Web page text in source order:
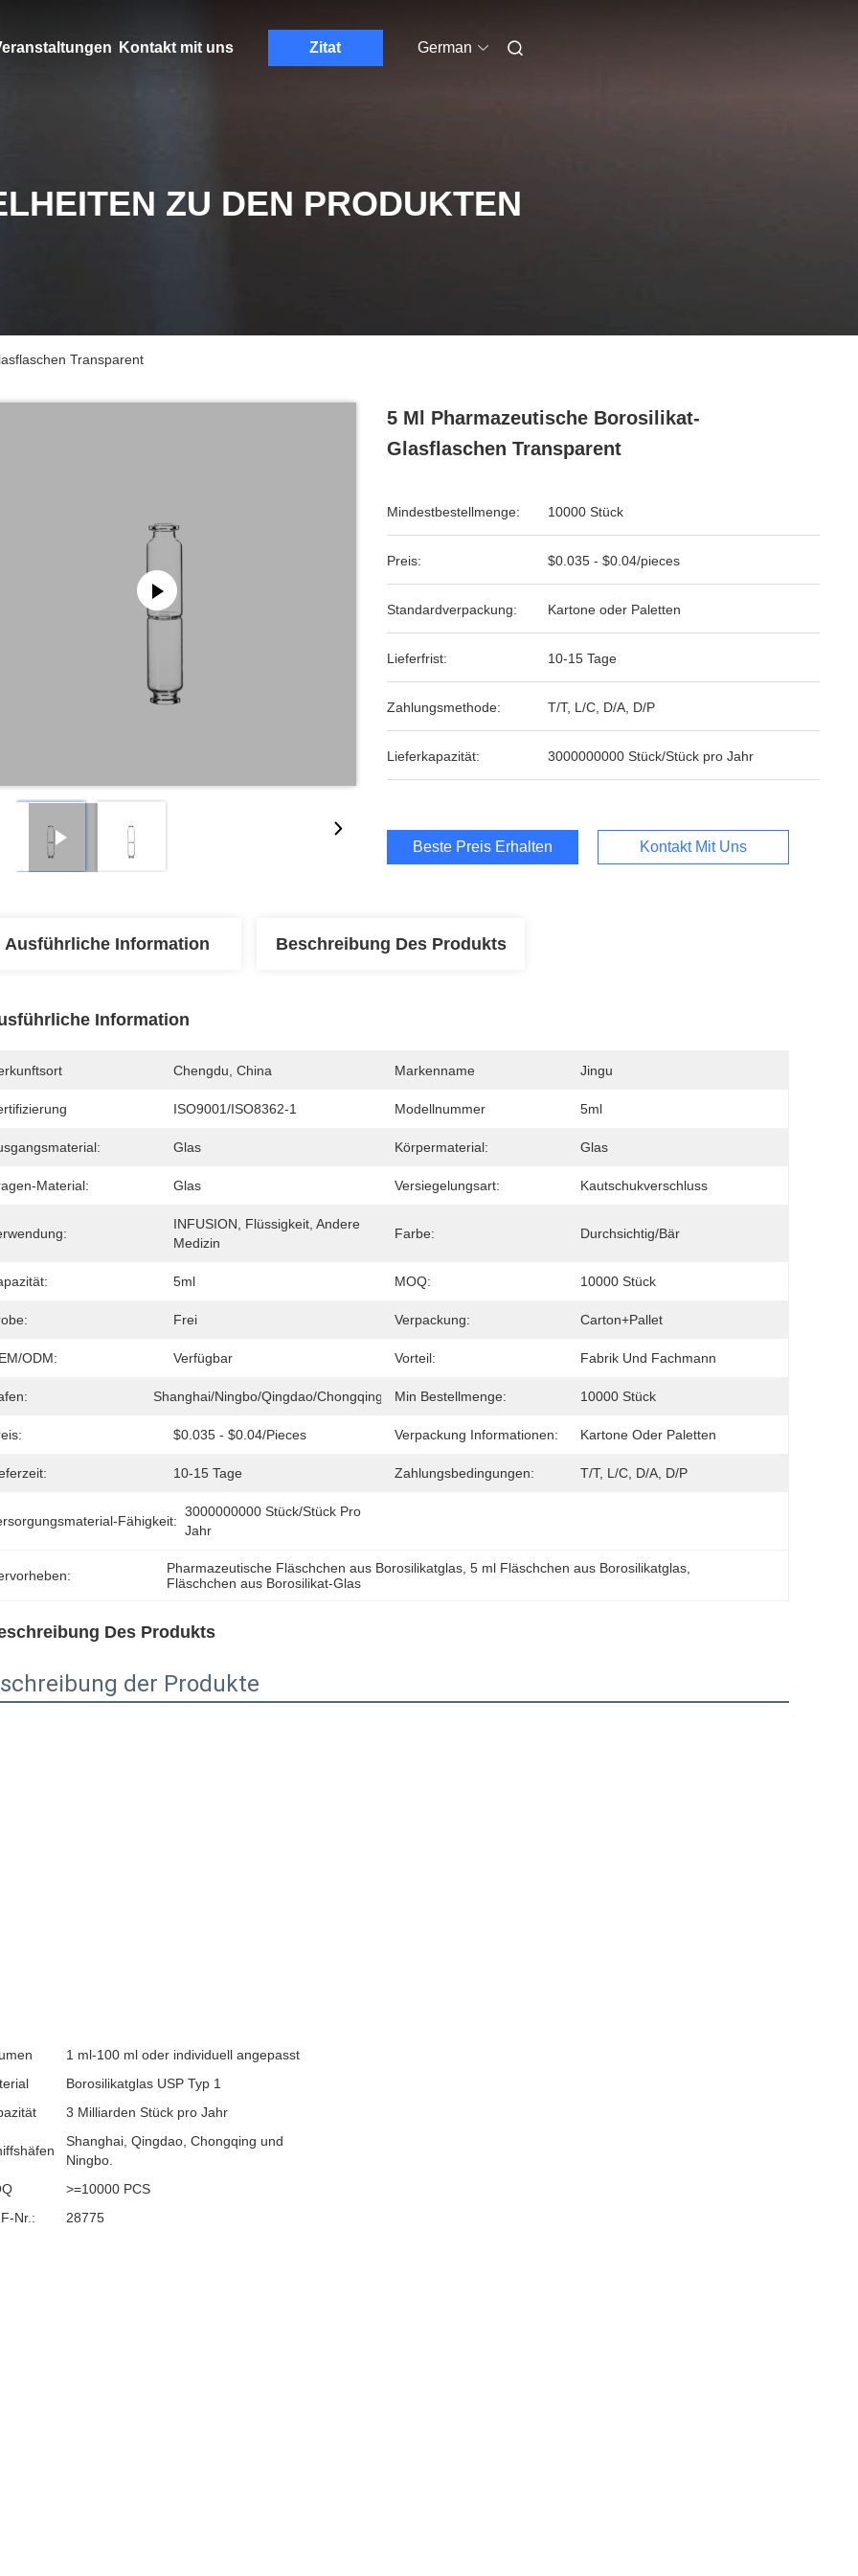
Kontakt mit uns Zitat German
ZU DEN PRODUKTEN
Transparent
5 Ml Pharmazeutische Borosilikat-
Glasflaschen Transparent
Mindestbestellmenge: 10000 Stück
Preis: $0.035 - $0.04/pieces
Standardverpackung: Kartone oder Paletten
Lieferfrist: 10-15 Tage
Zahlungsmethode: T/T, L/C, D/A, D/P
Lieferkapazität: 3000000000 Stück/Stück pro Jahr
Beste Preis Erhalten Kontakt Mit Uns
Ausführliche Information Beschreibung Des Produkts
Information
Chengdu, China Markenname Jingu
ISO9001/ISO8362-1 Modellnummer 5ml
Glas Körpermaterial: Glas
Material: Glas Versiegelungsart: Kautschukverschluss
INFUSION, Flüssigkeit, Andere
Medizin
Farbe: Durchsichtig/Bär
5ml MOQ: 10000 Stück
Frei Verpackung: Carton+Pallet
ODM: Verfügbar Vorteil: Fabrik Und Fachmann
Shanghai/Ningbo/Qingdao/Chongqing Min Bestellmenge: 10000 Stück
$0.035 - $0.04/pieces Verpackung Informationen: Kartone Oder Paletten
10-15 Tage Zahlungsbedingungen: T/T, L/C, D/A, D/P
Fähigkeit:
3000000000 Stück/Stück Pro
Jahr
Pharmazeutische Fläschchen aus Borosilikatglas , 5 ml Fläschchen aus Borosilikatglas
Fläschchen aus Borosilikat-Glas
Des Produkts
der Produkte
1 ml-100 ml oder individuell angepasst
Borosilikatglas USP Typ 1
3 Milliarden Stück pro Jahr
Shanghai, Qingdao, Chongqing und
Ningbo.
>=10000 PCS
Nr.:
28775